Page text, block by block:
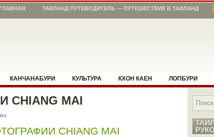
ТАИЛАНД ПУТЕВОДИТЕЛЬ — ПУТЕШЕСТВИЕ В ТАИЛАНД
КАНЧАНАБУРИ КУЛЬТУРА КХОН КАЕН ЛОПБУРИ
ПХИТСАНУЛОК РАБОЧИЕ МЕСТА В
MAI
CHIANG MAI